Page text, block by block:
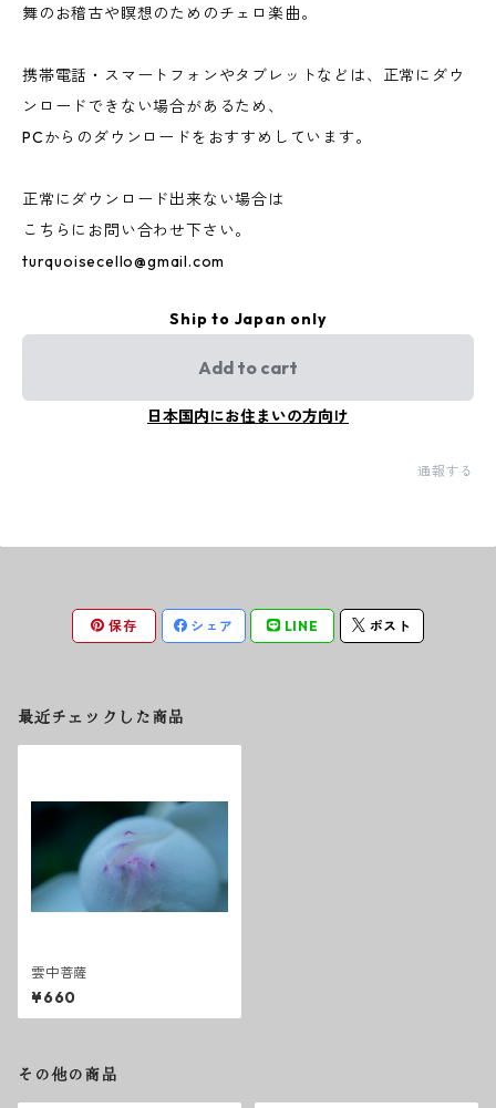
舞のお稽古や瞑想のためのチェロ楽曲。
携帯電話・スマートフォンやタブレットなどは、正常にダウ
ンロードできない場合があるため、
PCからのダウンロードをおすすめしています。
正常にダウンロード出来ない場合は
こちらにお問い合わせ下さい。
turquoisecello@gmail.com
Ship to Japan only
Add to cart
日本国内にお住まいの方向け
通報する
保存 シェア LINE ポスト
最近チェックした商品
雲中菩薩
¥660
その他の商品